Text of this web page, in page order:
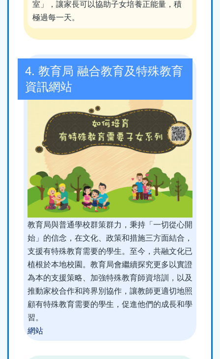
室」，讓家長可以協助子女培養正能量，積
極過每一天。
4. 教育局 融合教育及特殊教育
資訊網站
教育局與普通學校群策群力，秉持「一切從心開
始」的信念，在文化、政策和措施三方面結合，
支援有特殊教育需要的學生。至今，共融文化已
植根於本地校園。教育局會繼續探究更多以實證
為本的支援策略、加強特殊教育師資培訓，以及
推動家校合作和跨界別協作，讓教師更適切地照
顧有特殊教育需要的學生，促進他們的成長和學
習。
網站